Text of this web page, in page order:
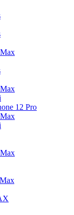
12 Pro